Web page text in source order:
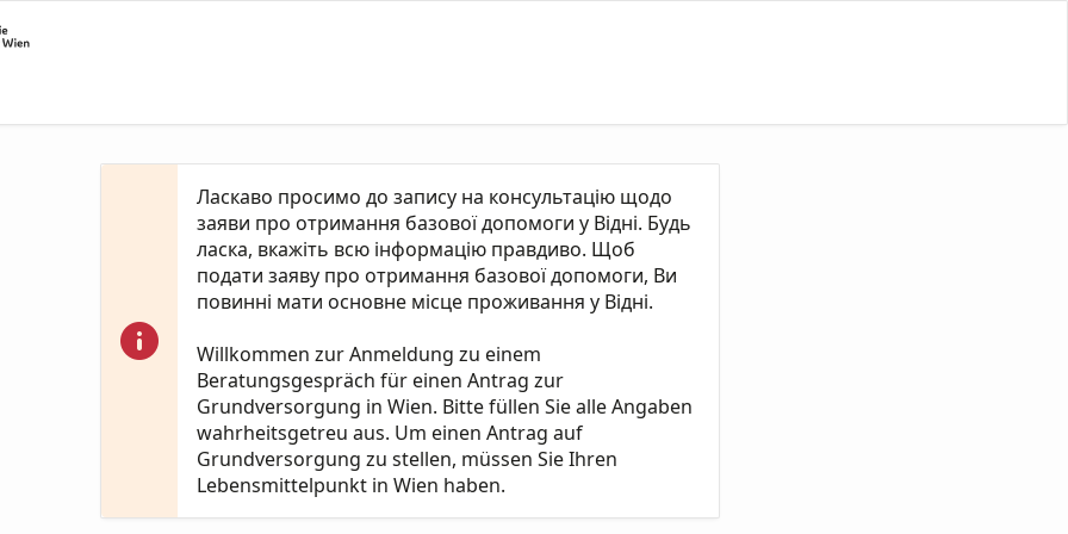
Ласкаво просимо до запису на консультацію щодо
заяви про отримання базової допомоги у Відні. Будь
ласка, вкажіть всю інформацію правдиво. Щоб
подати заяву про отримання базової допомоги, Ви
повинні мати основне місце проживання у Відні.
Willkommen zur Anmeldung zu einem
Beratungsgespräch für einen Antrag zur
Grundversorgung in Wien. Bitte füllen Sie alle Angaben
wahrheitsgetreu aus. Um einen Antrag auf
Grundversorgung zu stellen, müssen Sie Ihren
Lebensmittelpunkt in Wien haben.